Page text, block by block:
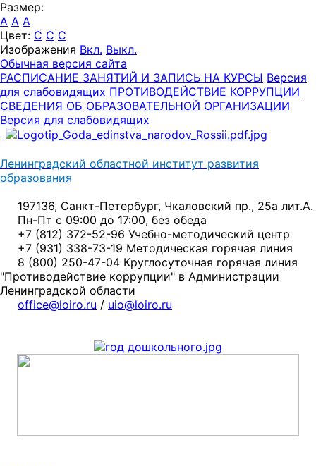
Размер:
A A A
Цвет: C C C
Изображения Вкл. Выкл.
Обычная версия сайта
РАСПИСАНИЕ ЗАНЯТИЙ И ЗАПИСЬ НА КУРСЫ Версия
для слабовидящих ПРОТИВОДЕЙСТВИЕ КОРРУПЦИИ
СВЕДЕНИЯ ОБ ОБРАЗОВАТЕЛЬНОЙ ОРГАНИЗАЦИИ
Версия для слабовидящих
Ленинградский областной институт развития
образования
197136, Санкт-Петербург, Чкаловский пр., 25а лит.А.
Пн-Пт с 09:00 до 17:00, без обеда
+7 (812) 372-52-96 Учебно-методический центр
+7 (931) 338-73-19 Методическая горячая линия
8 (800) 250-47-04 Круглосуточная горячая линия
"Противодействие коррупции" в Администрации
Ленинградской области
office@loiro.ru / uio@loiro.ru